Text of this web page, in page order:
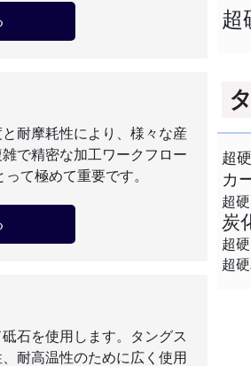
耐摩耗性により、様々な産
で精密な加工ワークフロー
て極めて重要です。
石を使用します。タングス
耐高温性のために広く使用
超
超
カ
超
炭
超
超